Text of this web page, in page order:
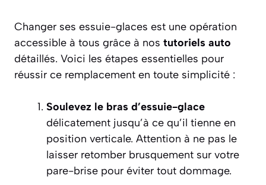
Changer ses essuie-glaces est une opération
accessible à tous grâce à nos tutoriels auto
détaillés. Voici les étapes essentielles pour
réussir ce remplacement en toute simplicité :
Soulevez le bras d’essuie-glace
délicatement jusqu’à ce qu’il tienne en
position verticale. Attention à ne pas le
laisser retomber brusquement sur votre
pare-brise pour éviter tout dommage.